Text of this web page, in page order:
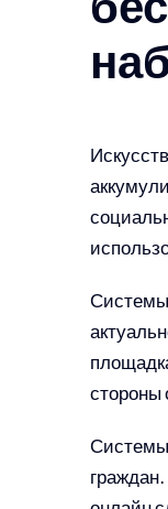
Системы
стороны
Системы